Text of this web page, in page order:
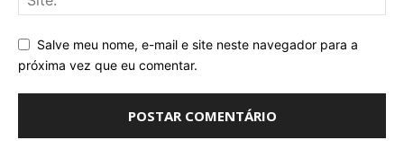
Salve meu nome, e-mail e site neste navegador para a
próxima vez que eu comentar.